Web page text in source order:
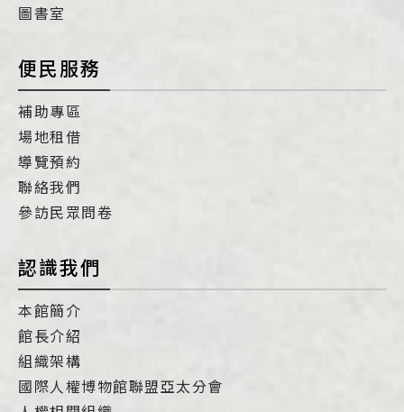
圖書室
便民服務
補助專區
場地租借
導覽預約
聯絡我們
參訪民眾問卷
認識我們
本館簡介
館長介紹
組織架構
國際人權博物館聯盟亞太分會